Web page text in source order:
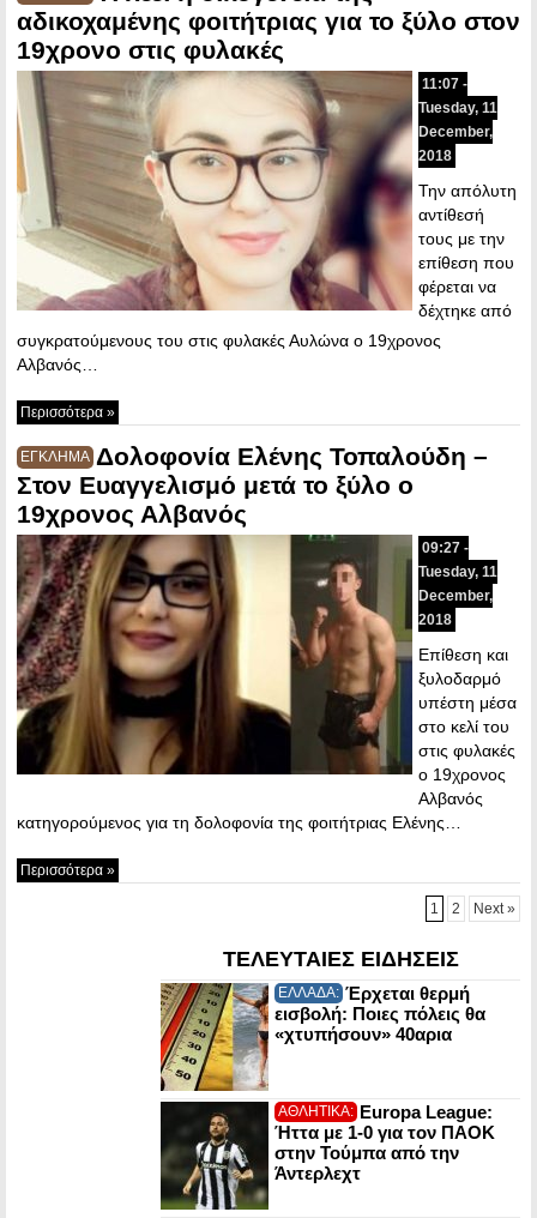
αδικοχαμένης φοιτήτριας για το ξύλο στον
19χρονο στις φυλακές
11:07 -
Tuesday, 11
December,
2018
Την απόλυτη
αντίθεσή
τους με την
επίθεση που
φέρεται να
δέχτηκε από
συγκρατούμενους του στις φυλακές Αυλώνα ο 19χρονος
Αλβανός…
Περισσότερα »
ΕΓΚΛΗΜΑ Δολοφονία Ελένης Τοπαλούδη –
Στον Ευαγγελισμό μετά το ξύλο ο
19χρονος Αλβανός
09:27 -
Tuesday, 11
December,
2018
Επίθεση και
ξυλοδαρμό
υπέστη μέσα
στο κελί του
στις φυλακές
ο 19χρονος
Αλβανός
κατηγορούμενος για τη δολοφονία της φοιτήτριας Ελένης…
Περισσότερα »
1 2 Next »
ΤΕΛΕΥΤΑΙΕΣ ΕΙΔΗΣΕΙΣ
ΕΛΛΑΔΑ: Έρχεται θερμή
εισβολή: Ποιες πόλεις θα
«χτυπήσουν» 40αρια
ΑΘΛΗΤΙΚΑ: Europa League:
Ήττα με 1-0 για τον ΠΑΟΚ
στην Τούμπα από την
Άντερλεχτ